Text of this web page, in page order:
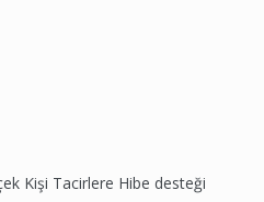
Kişi Tacirlere Hibe desteği